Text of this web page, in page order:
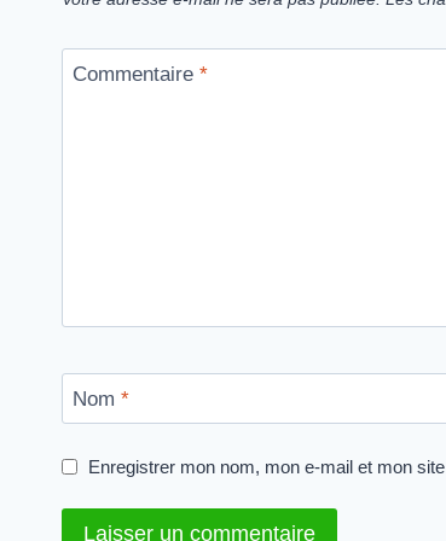
Commentaire *
Nom *
Enregistrer mon nom, mon e-mail et mon